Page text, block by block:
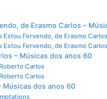
de Erasmo Carlos –
Estou Fervendo, de Erasmo Carlos
Estou Fervendo, de Erasmo Carlos
– Músicas dos anos 60
Carlos
Carlos
Músicas dos anos 60